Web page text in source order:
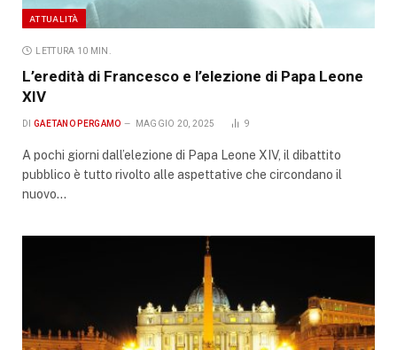
ATTUALITÀ
LETTURA 10 MIN.
L’eredità di Francesco e l’elezione di Papa Leone
XIV
DI GAETANO PERGAMO MAGGIO 20, 2025 9
A pochi giorni dall’elezione di Papa Leone XIV, il dibattito
pubblico è tutto rivolto alle aspettative che circondano il
nuovo…